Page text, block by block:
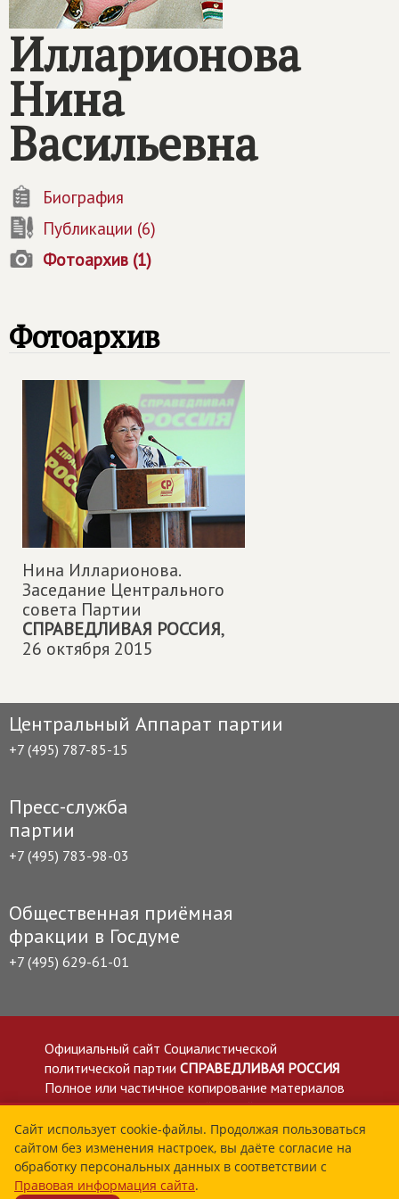
Илларионова
Нина
Васильевна
Биография
Публикации (6)
Фотоархив (1)
Фотоархив
Нина Илларионова.
Заседание Центрального
совета Партии
СПРАВЕДЛИВАЯ РОССИЯ,
26 октября 2015
Центральный Аппарат партии
+7 (495) 787-85-15
Пресс-служба
партии
+7 (495) 783-98-03
Общественная приёмная
фракции в Госдуме
+7 (495) 629-61-01
Официальный сайт Социалистической
политической партии СПРАВЕДЛИВАЯ РОССИЯ
Полное или частичное копирование материалов
приветствуется со ссылкой на сайт spravedlivo.ru
Политика в отношении обработки персональных
данных
Все материалы сайта spravedlivo.ru доступны по
лицензии Creative Commons Attribution 4.0 International
Сайт использует cookie-файлы. Продолжая пользоваться
сайтом без изменения настроек, вы даёте согласие на
обработку персональных данных в соответствии с
Правовая информация сайта.